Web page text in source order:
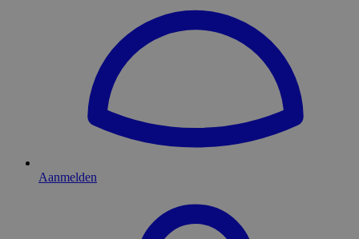
Aanmelden